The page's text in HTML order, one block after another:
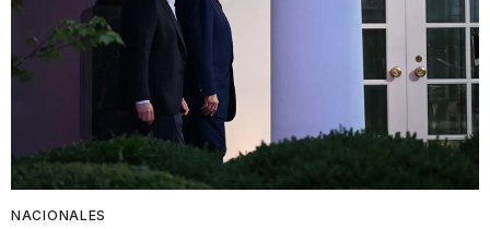
NACIONALES